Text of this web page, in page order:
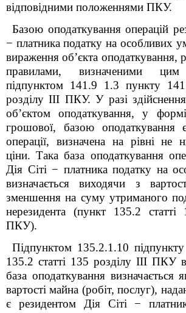
відповідними положеннями ПКУ.
Базою оподаткування операцій
− платника податку на особливих
вираження об’єкта оподаткування,
правилами, визначеними
підпунктом 141.9 1 .3 пункту
розділу ІІІ ПКУ.У разі
об’єктом оподаткування, у
грошової, базою оподаткування є
операції, визначена на рівні не
ціни. Така база оподаткування
Дія Сіті − платника податку на
визначається виходячи з
зменшення на суму утриманого
нерезидента (пункт 135.2 статті
ПКУ).
Підпунктом 135.2.1.10 підпункту
135.2 статті 135 розділу ІІІ ПКУ
база оподаткування визначається
вартості майна (робіт, послуг),
є резидентом Дія Сіті −